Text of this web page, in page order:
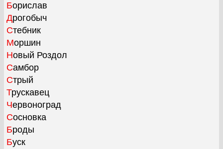
Борислав
Дрогобыч
Стебник
Моршин
Новый Роздол
Самбор
Стрый
Трускавец
Червоноград
Сосновка
Броды
Буск